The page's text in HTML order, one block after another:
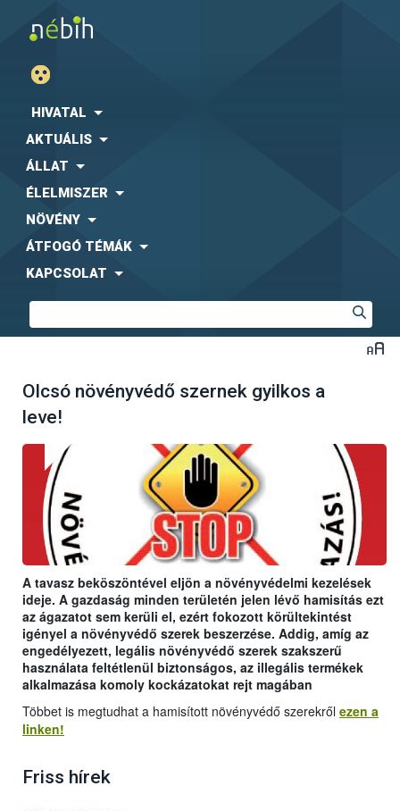
HIVATAL
AKTUÁLIS
ÁLLAT
ÉLELMISZER
NÖVÉNY
ÁTFOGÓ TÉMÁK
KAPCSOLAT
Olcsó növényvédő szernek gyilkos a
leve!
A tavasz beköszöntével eljön a növényvédelmi kezelések
ideje. A gazdaság minden területén jelen lévő hamisítás ezt
az ágazatot sem kerüli el, ezért fokozott körültekintést
igényel a növényvédő szerek beszerzése. Addig, amíg az
engedélyezett, legális növényvédő szerek szakszerű
használata feltétlenül biztonságos, az illegális termékek
alkalmazása komoly kockázatokat rejt magában
Többet is megtudhat a hamisított növényvédő szerekről ezen a
linken!
Friss hírek